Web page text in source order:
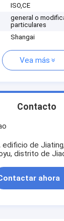
ISO,CE
general o
particulares
Shangai
Vea más
Contacto
de
distrito de
ahora